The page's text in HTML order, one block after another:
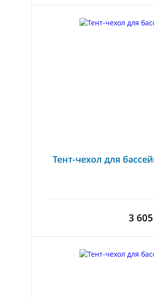
Тент-чехол для
3